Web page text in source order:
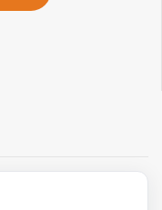
1 500